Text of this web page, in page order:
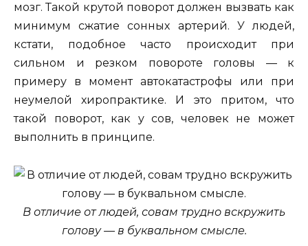
мозг. Такой крутой поворот должен вызвать как
минимум сжатие сонных артерий. У людей,
кстати, подобное часто происходит при
сильном и резком повороте головы — к
примеру в момент автокатастрофы или при
неумелой хиропрактике. И это притом, что
такой поворот, как у сов, человек не может
выполнить в принципе.
В отличие от людей, совам трудно вскружить
голову — в буквальном смысле.